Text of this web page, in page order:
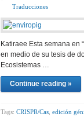
Traducciones
Katiraee Esta semana en
en medio de su tesis de
Ecosistemas …
Continue reading »
Tags: CRISPR/Cas edición